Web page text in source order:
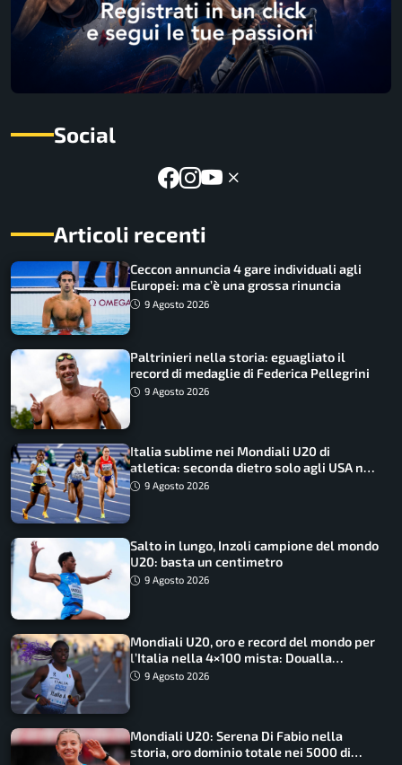
Social
Articoli recenti
Ceccon annuncia 4 gare individuali agli
Europei: ma c’è una grossa rinuncia
9 Agosto 2026
Paltrinieri nella storia: eguagliato il
record di medaglie di Federica Pellegrini
9 Agosto 2026
Italia sublime nei Mondiali U20 di
atletica: seconda dietro solo agli USA nel
medagliere
9 Agosto 2026
Salto in lungo, Inzoli campione del mondo
U20: basta un centimetro
9 Agosto 2026
Mondiali U20, oro e record del mondo per
l’Italia nella 4×100 mista: Doualla
straordinaria
9 Agosto 2026
Mondiali U20: Serena Di Fabio nella
storia, oro dominio totale nei 5000 di